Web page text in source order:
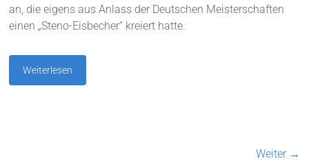
an, die eigens aus Anlass der Deutschen Meisterschaften
einen „Steno-Eisbecher“ kreiert hatte.
Weiterlesen
Weiter →